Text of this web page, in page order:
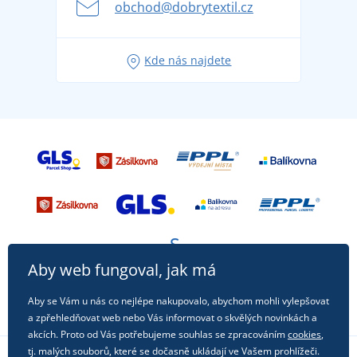
obchod@dobrytextil.cz
Kde nás najdete
Aby web fungoval, jak má
Aby se Vám u nás co nejlépe nakupovalo, abychom mohli vylepšovat
a zpřehledňovat web nebo Vás informovat o skvělých novinkách a
akcích. Proto od Vás potřebujeme souhlas se zpracovánímcookies,
tj. malých souborů, které se dočasně ukládají ve Vašem prohlížeči.